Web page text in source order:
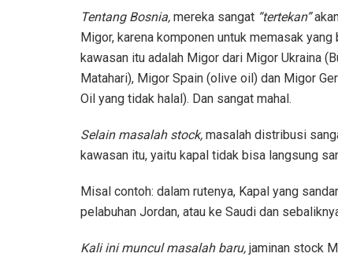
Tentang Bosnia, mereka sangat “tertekan”
Migor, karena komponen untuk memasak yang
kawasan itu adalah Migor dari Migor Ukraina
Matahari), Migor Spain (olive oil) dan Migor
Oil yang tidak halal). Dan sangat mahal.
Selain masalah stock, masalah distribusi
kawasan itu, yaitu kapal tidak bisa langsung
Misal contoh: dalam rutenya, Kapal yang
pelabuhan Jordan, atau ke Saudi dan
Kali ini muncul masalah baru, jaminan stock